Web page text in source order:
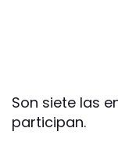
Son siete las
participan.